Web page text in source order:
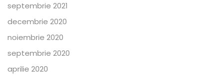
septembrie 2021
decembrie 2020
noiembrie 2020
septembrie 2020
aprilie 2020